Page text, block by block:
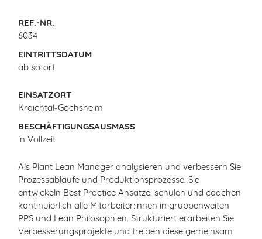
REF.-NR.
6034
EINTRITTSDATUM
ab sofort
EINSATZORT
Kraichtal-Gochsheim
BESCHÄFTIGUNGSAUSMASS
in Vollzeit
Als Plant Lean Manager analysieren und verbessern Sie
Prozessabläufe und Produktionsprozesse. Sie
entwickeln Best Practice Ansätze, schulen und coachen
kontinuierlich alle Mitarbeiter:innen in gruppenweiten
PPS und Lean Philosophien. Strukturiert erarbeiten Sie
Verbesserungsprojekte und treiben diese gemeinsam